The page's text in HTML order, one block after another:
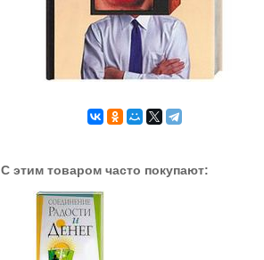
С этим товаром часто покупают: